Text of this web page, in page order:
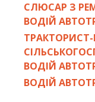
СЛЮСАР З
ВОДІЙ
ВОДІЙ
ВОДІЙ